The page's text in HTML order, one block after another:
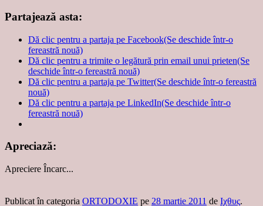
Partajează asta:
Dă clic pentru a partaja pe Facebook(Se deschide într-o
fereastră nouă)
Dă clic pentru a trimite o legătură prin email unui prieten(Se
deschide într-o fereastră nouă)
Dă clic pentru a partaja pe Twitter(Se deschide într-o fereastră
nouă)
Dă clic pentru a partaja pe LinkedIn(Se deschide într-o
fereastră nouă)
Apreciază:
Apreciere Încarc...
Publicat în categoria ORTODOXIE pe 28 martie 2011 de Ιχθυς.